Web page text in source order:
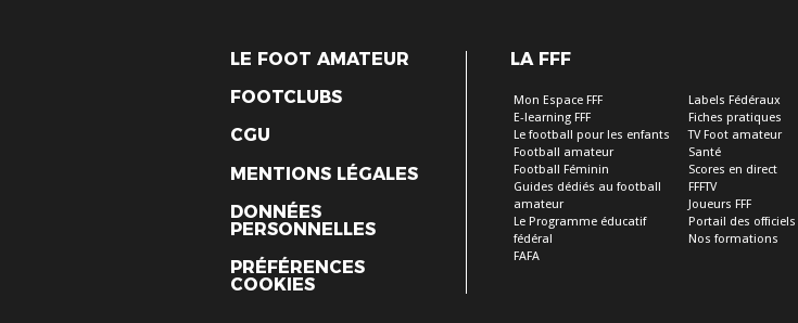
LE FOOT AMATEUR
FOOTCLUBS
CGU
MENTIONS LÉGALES
DONNÉES
PERSONNELLES
PRÉFÉRENCES
COOKIES
LA FFF
Mon Espace FFF
E-learning FFF
Le football pour les enfants
Football amateur
Football Féminin
Guides dédiés au football
amateur
Le Programme éducatif
fédéral
FAFA
Labels Fédéraux
Fiches pratiques
TV Foot amateur
Santé
Scores en direct
FFFTV
Joueurs FFF
Portail des officiels
Nos formations